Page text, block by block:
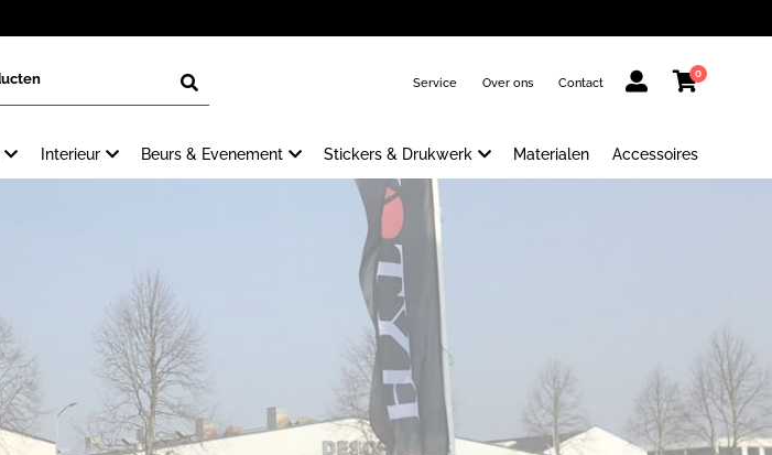
Service Over ons Contact
0
Interieur Beurs & Evenement Stickers & Drukwerk Materialen Accessoires